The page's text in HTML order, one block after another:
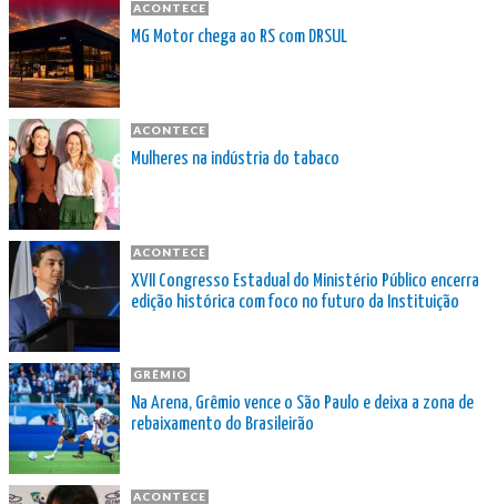
ACONTECE
MG Motor chega ao RS com DRSUL
ACONTECE
Mulheres na indústria do tabaco
ACONTECE
XVII Congresso Estadual do Ministério Público encerra
edição histórica com foco no futuro da Instituição
GRÊMIO
Na Arena, Grêmio vence o São Paulo e deixa a zona de
rebaixamento do Brasileirão
ACONTECE